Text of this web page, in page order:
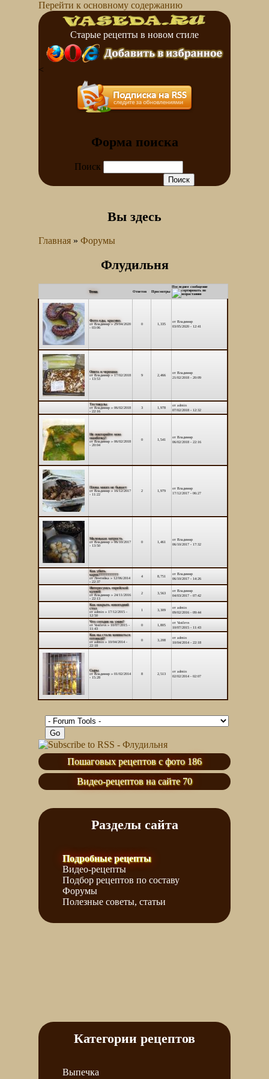
Перейти к основному содержанию
Старые рецепты в новом стиле
<
Форма поиска
Поиск
Вы здесь
Главная » Форумы
Флудильня
Тема Ответов Просмотры
Последнее сообщение
Фото еды, красиво.
отВладимир» 29/04/2020
- 03:06
0 1,335
от Владимир
03/05/2020 - 12:41
Опята и черешки
отВладимир» 17/02/2018
- 13:53
9 2,466
от Владимир
21/02/2018 - 20:09
Тестикулы
отВладимир » 06/02/2018
- 22:16
3 1,978
от admin
07/02/2018 - 12:32
Не повторяйте мою
ошибочку!
отВладимир » 06/02/2018
- 20:04
0 1,541
от Владимир
06/02/2018 - 22:16
Плова много не бывает
отВладимир » 16/12/2017
- 11:22
2 1,979
от Владимир
17/12/2017 - 06:27
Маленькая хитрость
отВладимир» 06/10/2017
- 13:50
0 1,461
от Владимир
06/10/2017 - 17:32
Как убить
карпа???????????
отЛентяйка » 12/06/2014
- 22:37
4 8,751
от Владимир
06/10/2017 - 14:26
Интересуюсь еврейской
кухней
отВладимир » 24/11/2016
- 22:13
2 3,563
от Владимир
04/03/2017 - 07:42
Как накрыть новогодний
стол
отadmin » 17/12/2015 -
12:50
1 3,309
от admin
09/02/2016 - 09:44
Что сегодня на ужин?
отVasilevs» 10/07/2015 -
11:43
0 1,805
от Vasilevs
10/07/2015 - 11:43
Как вы стали заниматься
готовкой?
отadmin » 10/04/2014 -
22:18
0 3,208
от admin
10/04/2014 - 22:18
Сыры
отВладимир » 01/02/2014
- 15:28
8 2,513
от admin
02/02/2014 - 02:07
Пошаговых рецептов с фото 186
Видео-рецептов на сайте 70
Разделы сайта
Подробные рецепты
Видео-рецепты
Подбор рецептов по составу
Форумы
Полезные советы, статьи
Категории рецептов
Выпечка